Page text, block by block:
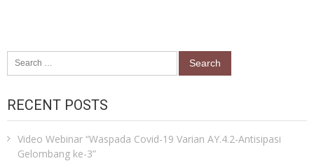
Search
for:
RECENT POSTS
Video Webinar “Waspada Covid-19 Varian AY.4.2-Antisipasi
Gelombang ke-3”